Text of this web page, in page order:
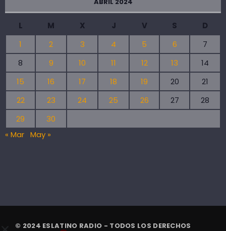
L M X J V S
D
1
2 3 4 5 6
7
8
9 10 11 12 13
14
15
16 17 18 19 20
21
22
23 24 25 26 27
28
29
30
« Mar May »
© 2024 ESLATINO RADIO - TODOS LOS DERECHOS